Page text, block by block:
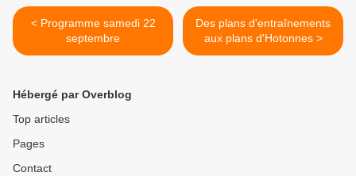
< Programme samedi 22
septembre
Des plans d'entraînements
aux plans d'Hotonnes >
Hébergé par Overblog
Top articles
Pages
Contact